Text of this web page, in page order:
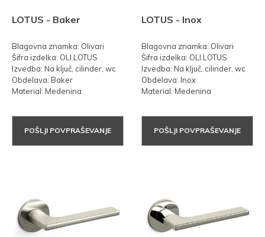
LOTUS - Baker
Blagovna znamka: Olivari
Šifra izdelka: OLI.LOTUS
Izvedba: Na ključ, cilinder, wc
Obdelava: Baker
Material: Medenina
POŠLJI POVPRAŠEVANJE
LOTUS - Inox
Blagovna znamka: Olivari
Šifra izdelka: OLI.LOTUS
Izvedba: Na ključ, cilinder, wc
Obdelava: Inox
Material: Medenina
POŠLJI POVPRAŠEVANJE